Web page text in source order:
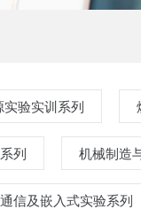
实验实训系列
列 机械制造
通信及嵌入式实验系列